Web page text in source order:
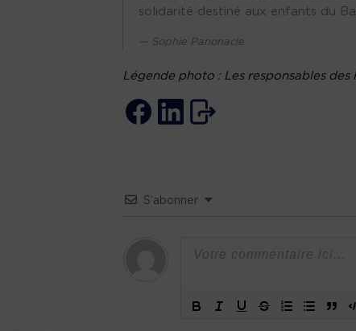
solidarité destiné aux enfants du
Sophie Panonacle
Légende photo : Les responsables des
S’abonner